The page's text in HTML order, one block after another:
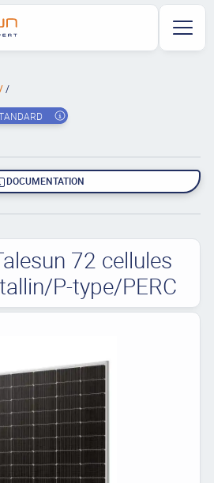
DOCUMENTATION
72 cellules
P-type/PERC